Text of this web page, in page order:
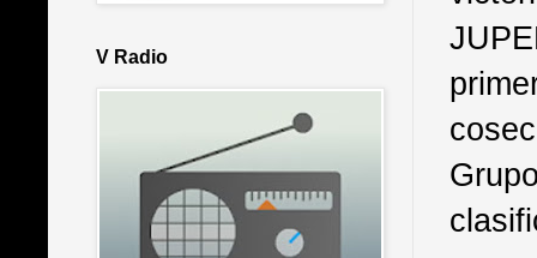
V Radio